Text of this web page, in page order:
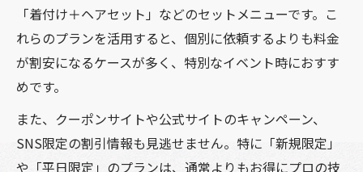
「着付け＋ヘアセット」などのセットメニューです。こ
れらのプランを活用すると、個別に依頼するよりも料金
が割安になるケースが多く、特別なイベント時におすす
めです。
また、クーポンサイトや公式サイトのキャンペーン、
SNS限定の割引情報も見逃せません。特に「新規限定」
や「平日限定」のプランは、通常よりもお得にプロの技